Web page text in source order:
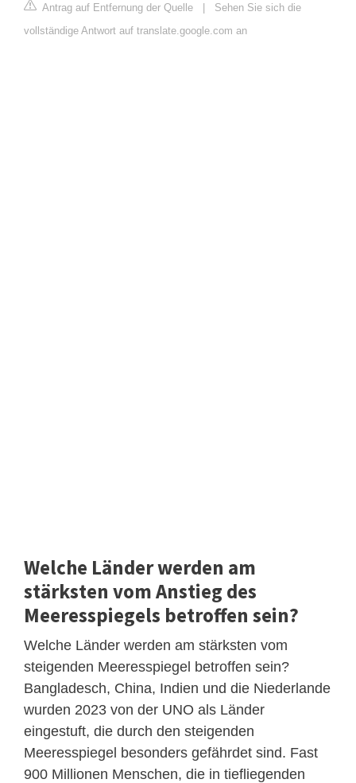
Antrag auf Entfernung der Quelle | Sehen Sie sich die
vollständige Antwort auf translate.google.com an
Welche Länder werden am
stärksten vom Anstieg des
Meeresspiegels betroffen sein?
Welche Länder werden am stärksten vom
steigenden Meeresspiegel betroffen sein?
Bangladesch, China, Indien und die Niederlande
wurden 2023 von der UNO als Länder
eingestuft, die durch den steigenden
Meeresspiegel besonders gefährdet sind. Fast
900 Millionen Menschen, die in tiefliegenden